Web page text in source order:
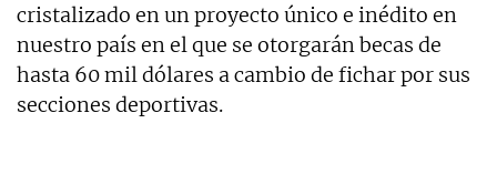
cristalizado en un proyecto único e inédito en
nuestro país en el que se otorgarán becas de
hasta 60 mil dólares a cambio de fichar por sus
secciones deportivas.